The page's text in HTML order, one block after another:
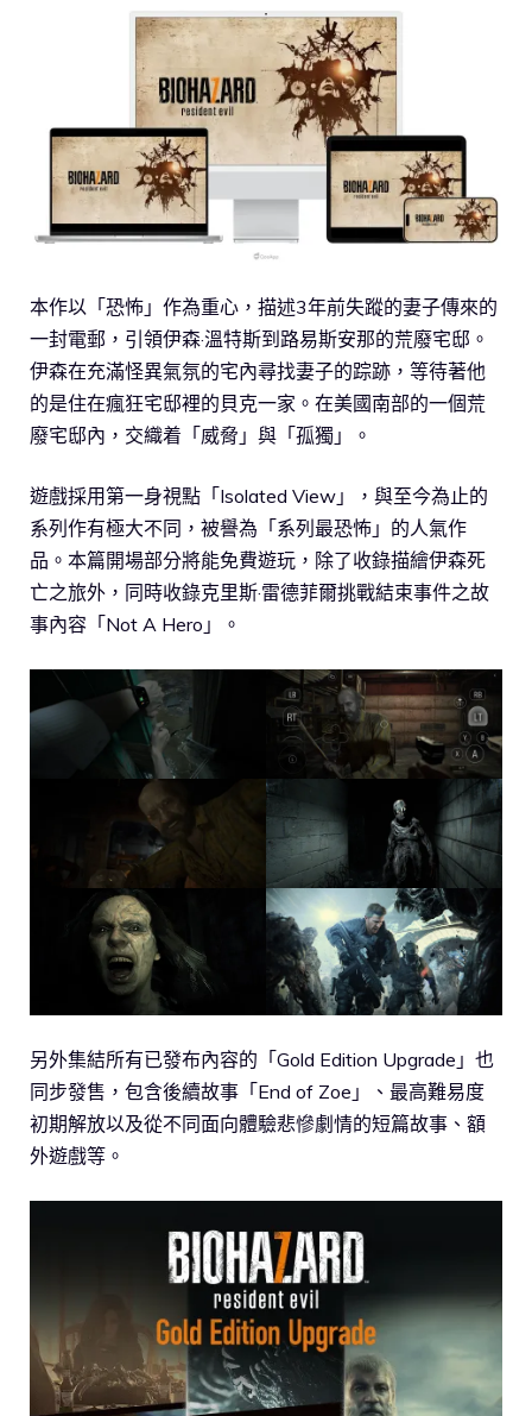
本作以「恐怖」作為重心，描述3年前失蹤的妻子傳來的
一封電郵，引領伊森·溫特斯到路易斯安那的荒廢宅邸。
伊森在充滿怪異氣氛的宅內尋找妻子的踪跡，等待著他
的是住在瘋狂宅邸裡的貝克一家。在美國南部的一個荒
廢宅邸內，交織着「威脅」與「孤獨」。
遊戲採用第一身視點「Isolated View」，與至今為止的
系列作有極大不同，被譽為「系列最恐怖」的人氣作
品。本篇開場部分將能免費遊玩，除了收錄描繪伊森死
亡之旅外，同時收錄克里斯·雷德菲爾挑戰結束事件之故
事內容「Not A Hero」。
另外集結所有已發布內容的「Gold Edition Upgrade」也
同步發售，包含後續故事「End of Zoe」、最高難易度
初期解放以及從不同面向體驗悲慘劇情的短篇故事、額
外遊戲等。